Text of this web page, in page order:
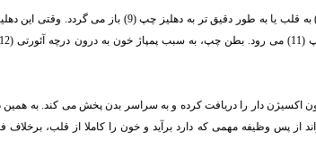
خون سپس از شش توسط وریدهای ریوی (8) به قلب یا به طور دقیق تر به دهلیز چپ
اکسیژن دار را دریافت کرده و به سراسر بدن پخش می کند. به همین
از پس وظیفه مهمی که دارد برآید و خون را کاملا از قلب، برخلاف